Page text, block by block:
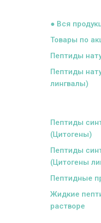
● Вся
Товары по
Пептиды
Пептиды
лингвалы)
Пептиды
(Цитогены)
Пептиды
(Цитогены
Пептидные
Жидкие
растворе